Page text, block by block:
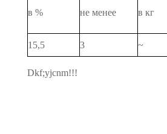
в % не менее в кг
15,5
3 ~
Dkf;yjcnm!!!